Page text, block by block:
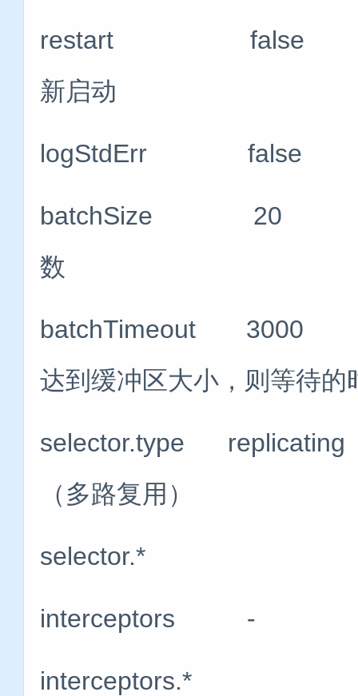
restart false 执行的
新启动
logStdErr false 是否
batchSize 20 一次
数
batchTimeout 3000 在
达到缓冲区大小，则等待
selector.type replicating
（多路复用）
selector.* 取决于
interceptors - 拦截
interceptors.*